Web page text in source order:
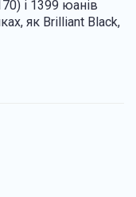
і 1399 юанів
як Brilliant Black,